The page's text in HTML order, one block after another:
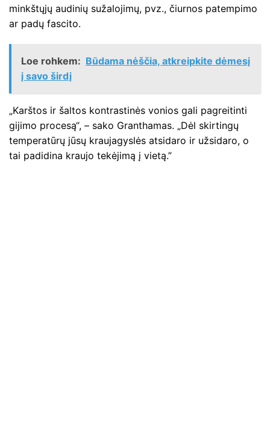
minkštųjų audinių sužalojimų, pvz., čiurnos patempimo
ar padų fascito.
Loe rohkem: Būdama nėščia, atkreipkite dėmesį
į savo širdį
„Karštos ir šaltos kontrastinės vonios gali pagreitinti
gijimo procesą“, – sako Granthamas. „Dėl skirtingų
temperatūrų jūsų kraujagyslės atsidaro ir užsidaro, o
tai padidina kraujo tekėjimą į vietą.”